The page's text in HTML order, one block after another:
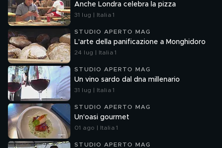
Anche Londra celebra la pizza
31 lug | Italia 1
STUDIO APERTO MAG
L'arte della panificazione a Monghidoro
24 lug | Italia 1
STUDIO APERTO MAG
Un vino sardo dal dna millenario
31 lug | Italia 1
STUDIO APERTO MAG
Un'oasi gourmet
01 ago | Italia 1
STUDIO APERTO MAG